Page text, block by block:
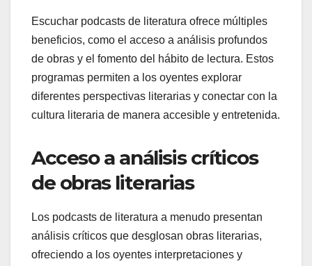
Escuchar podcasts de literatura ofrece múltiples
beneficios, como el acceso a análisis profundos
de obras y el fomento del hábito de lectura. Estos
programas permiten a los oyentes explorar
diferentes perspectivas literarias y conectar con la
cultura literaria de manera accesible y entretenida.
Acceso a análisis críticos
de obras literarias
Los podcasts de literatura a menudo presentan
análisis críticos que desglosan obras literarias,
ofreciendo a los oyentes interpretaciones y